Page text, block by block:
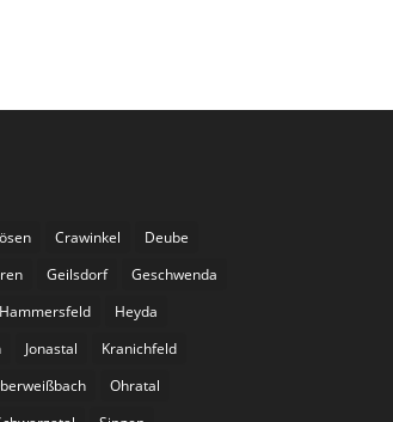
Crawinkel
Deube
Geilsdorf
Geschwenda
Hammersfeld
Heyda
Jonastal
Kranichfeld
Ohratal